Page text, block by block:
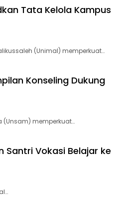
Tata Kelola Kampus
(Unimal) memperkuat…
Konseling Dukung
(Unsam) memperkuat…
Santri Vokasi Belajar ke